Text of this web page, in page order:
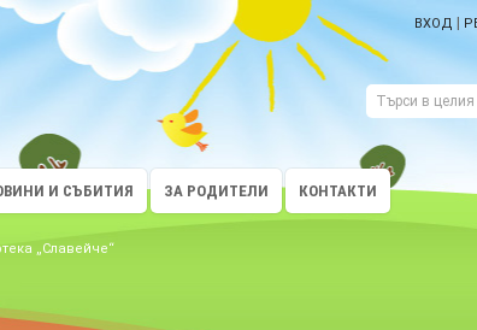
ВХОД |
И СЪБИТИЯ ЗА РОДИТЕЛИ КОНТАКТИ
„Славейче“